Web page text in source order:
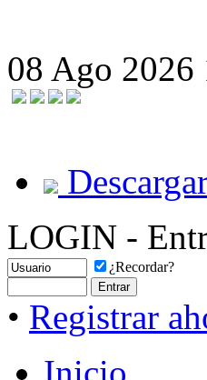
08 Ago 2026
LOGIN -
¿Recordar?
• Registrar